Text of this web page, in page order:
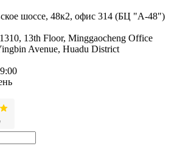
шоссе, 48к2, офис 314 (БЦ "А-48")
13th Floor, Minggaocheng Office
Avenue, Huadu District